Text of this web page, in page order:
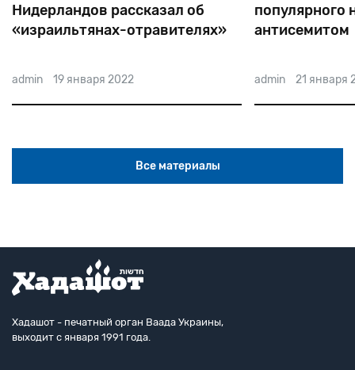
Нидерландов рассказал об
«израильтянах-отравителях»
admin 19 января 2022
популярного
антисемитом
admin 21 января
Все материалы
Хадашот - печатный орган Ваада Украины,
выходит с января 1991 года.